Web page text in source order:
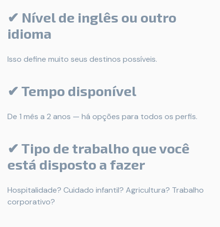
✔ Nível de inglês ou outro
idioma
Isso define muito seus destinos possíveis.
✔ Tempo disponível
De 1 mês a 2 anos — há opções para todos os perfis.
✔ Tipo de trabalho que você
está disposto a fazer
Hospitalidade? Cuidado infantil? Agricultura? Trabalho
corporativo?